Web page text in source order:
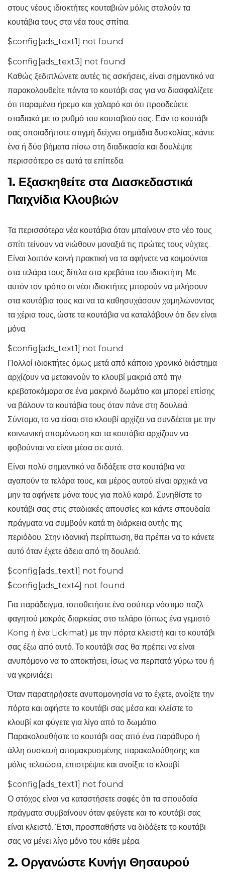
στους νέους ιδιοκτήτες κουταβιών μόλις σταλούν τα
κουτάβια τους στα νέα τους σπίτια.
$config[ads_text1] not found
$config[ads_text3] not found
Καθώς ξεδιπλώνετε αυτές τις ασκήσεις, είναι σημαντικό να
παρακολουθείτε πάντα το κουτάβι σας για να διασφαλίζετε
ότι παραμένει ήρεμο και χαλαρό και ότι προοδεύετε
σταδιακά με το ρυθμό του κουταβιού σας. Εάν το κουτάβι
σας οποιαδήποτε στιγμή δείχνει σημάδια δυσκολίας, κάντε
ένα ή δύο βήματα πίσω στη διαδικασία και δουλέψτε
περισσότερο σε αυτά τα επίπεδα.
1. Εξασκηθείτε στα Διασκεδαστικά
Παιχνίδια Κλουβιών
Τα περισσότερα νέα κουτάβια όταν μπαίνουν στο νέο τους
σπίτι τείνουν να νιώθουν μοναξιά τις πρώτες τους νύχτες.
Είναι λοιπόν κοινή πρακτική να τα αφήνετε να κοιμούνται
στα τελάρα τους δίπλα στα κρεβάτια του ιδιοκτήτη. Με
αυτόν τον τρόπο οι νέοι ιδιοκτήτες μπορούν να μιλήσουν
στα κουτάβια τους και να τα καθησυχάσουν χαμηλώνοντας
τα χέρια τους, ώστε τα κουτάβια να καταλάβουν ότι δεν είναι
μόνα.
$config[ads_text1] not found
Πολλοί ιδιοκτήτες όμως μετά από κάποιο χρονικό διάστημα
αρχίζουν να μετακινούν το κλουβί μακριά από την
κρεβατοκάμαρα σε ένα μακρινό δωμάτιο και μπορεί επίσης
να βάλουν τα κουτάβια τους όταν πάνε στη δουλειά.
Σύντομα, το να είσαι στο κλουβί αρχίζει να συνδέεται με την
κοινωνική απομόνωση και τα κουτάβια αρχίζουν να
φοβούνται να είναι μέσα σε αυτό.
Είναι πολύ σημαντικό να διδάξετε στα κουτάβια να
αγαπούν τα τελάρα τους, και μέρος αυτού είναι αρχικά να
μην τα αφήνετε μόνα τους για πολύ καιρό. Συνηθίστε το
κουτάβι σας στις σταδιακές απουσίες και κάντε σπουδαία
πράγματα να συμβούν κατά τη διάρκεια αυτής της
περιόδου. Στην ιδανική περίπτωση, θα πρέπει να το κάνετε
αυτό όταν έχετε άδεια από τη δουλειά.
$config[ads_text1] not found
$config[ads_text4] not found
Για παράδειγμα, τοποθετήστε ένα σούπερ νόστιμο παζλ
φαγητού μακράς διαρκείας στο τελάρο (όπως ένα γεμιστό
Kong ή ένα Lickimat) με την πόρτα κλειστή και το κουτάβι
σας έξω από αυτό. Το κουτάβι σας θα πρέπει να είναι
ανυπόμονο να το αποκτήσει, ίσως να περπατά γύρω του ή
να γκρινιάζει.
Όταν παρατηρήσετε ανυπομονησία να το έχετε, ανοίξτε την
πόρτα και αφήστε το κουτάβι σας μέσα και κλείστε το
κλουβί και φύγετε για λίγο από το δωμάτιο.
Παρακολουθήστε το κουτάβι σας από ένα παράθυρο ή
άλλη συσκευή απομακρυσμένης παρακολούθησης και
μόλις τελειώσει, επιστρέψτε και ανοίξτε το κλουβί.
$config[ads_text1] not found
Ο στόχος είναι να καταστήσετε σαφές ότι τα σπουδαία
πράγματα συμβαίνουν όταν φεύγετε και το κουτάβι σας
είναι κλειστό. Έτσι, προσπαθήστε να διδάξετε το κουτάβι
σας να μένει λίγο μόνο του κάθε μέρα.
2. Οργανώστε Κυνήγι Θησαυρού